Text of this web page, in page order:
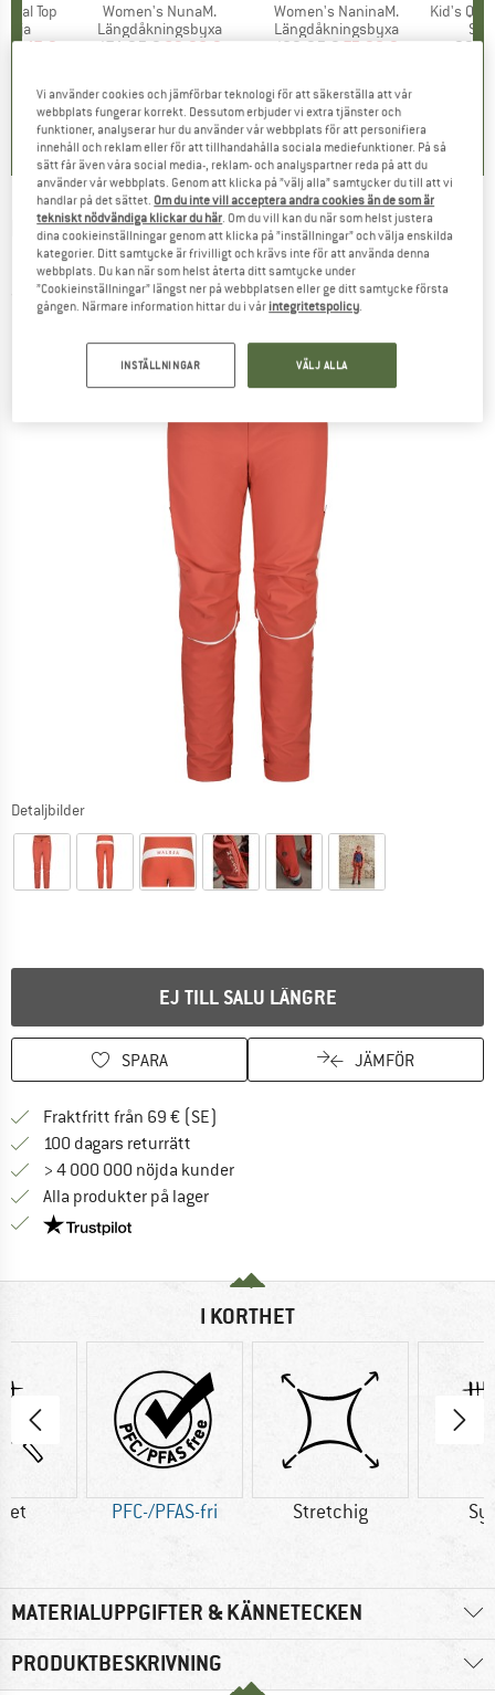
Top
pris
19,47 €
)
Produkter
Women's NunaM.
Produktgrupp
Längdåkningsbyxa
Pris
174,95 €Reducerat pris
69,98 €
0,0(0)
Produkter
Women's NaninaM.
Produktgrupp
Längdåkningsbyxa
Pris
189,95 €Reducerat pris
75,98 €
5,0(5)
Produkter
Kid's
MALOJA -Kid's FrostspannerU. -
Längdåkningsbyxa
(0)
Detaljbilder
EJ TILL SALU LÄNGRE
SPARA JÄMFÖR
Fraktfritt från 69 € (SE)
100 dagars returrätt
> 4 000 000 nöjda kunder
Alla produkter på lager
Trust Pilot-garanti - hitta all information här!
I KORTHET
PFC-/PFAS-fri Stretchig
MATERIALUPPGIFTER & KÄNNETECKEN
PRODUKTBESKRIVNING
Vi använder cookies och jämförbar teknologi för att säkerställa att vår
webbplats fungerar korrekt. Dessutom erbjuder vi extra tjänster och
funktioner, analyserar hur du använder vår webbplats för att personifiera
innehåll och reklam eller för att tillhandahålla sociala mediefunktioner. På så
sätt får även våra social media-, reklam- och analyspartner reda på att du
använder vår webbplats. Genom att klicka på ”välj alla” samtycker du till att vi
handlar på det sättet. Om du inte vill acceptera andra cookies än de som är
tekniskt nödvändiga klickar du här. Om du vill kan du när som helst justera
dina cookieinställningar genom att klicka på ”inställningar” och välja enskilda
kategorier. Ditt samtycke är frivilligt och krävs inte för att använda denna
webbplats. Du kan när som helst återta ditt samtycke under
”Cookieinställningar” längst ner på webbplatsen eller ge ditt samtycke första
gången. Närmare information hittar du i vår integritetspolicy.
INSTÄLLNINGAR VÄLJ ALLA